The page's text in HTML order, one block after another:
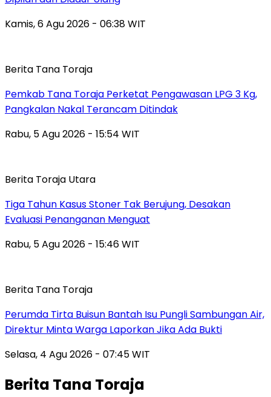
Kamis, 6 Agu 2026 - 06:38 WIT
Berita Tana Toraja
Pemkab Tana Toraja Perketat Pengawasan LPG 3 Kg,
Pangkalan Nakal Terancam Ditindak
Rabu, 5 Agu 2026 - 15:54 WIT
Berita Toraja Utara
Tiga Tahun Kasus Stoner Tak Berujung, Desakan
Evaluasi Penanganan Menguat
Rabu, 5 Agu 2026 - 15:46 WIT
Berita Tana Toraja
Perumda Tirta Buisun Bantah Isu Pungli Sambungan Air,
Direktur Minta Warga Laporkan Jika Ada Bukti
Selasa, 4 Agu 2026 - 07:45 WIT
Berita Tana Toraja